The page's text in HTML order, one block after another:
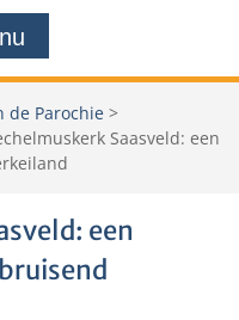
de Parochie >
Saasveld: een
een